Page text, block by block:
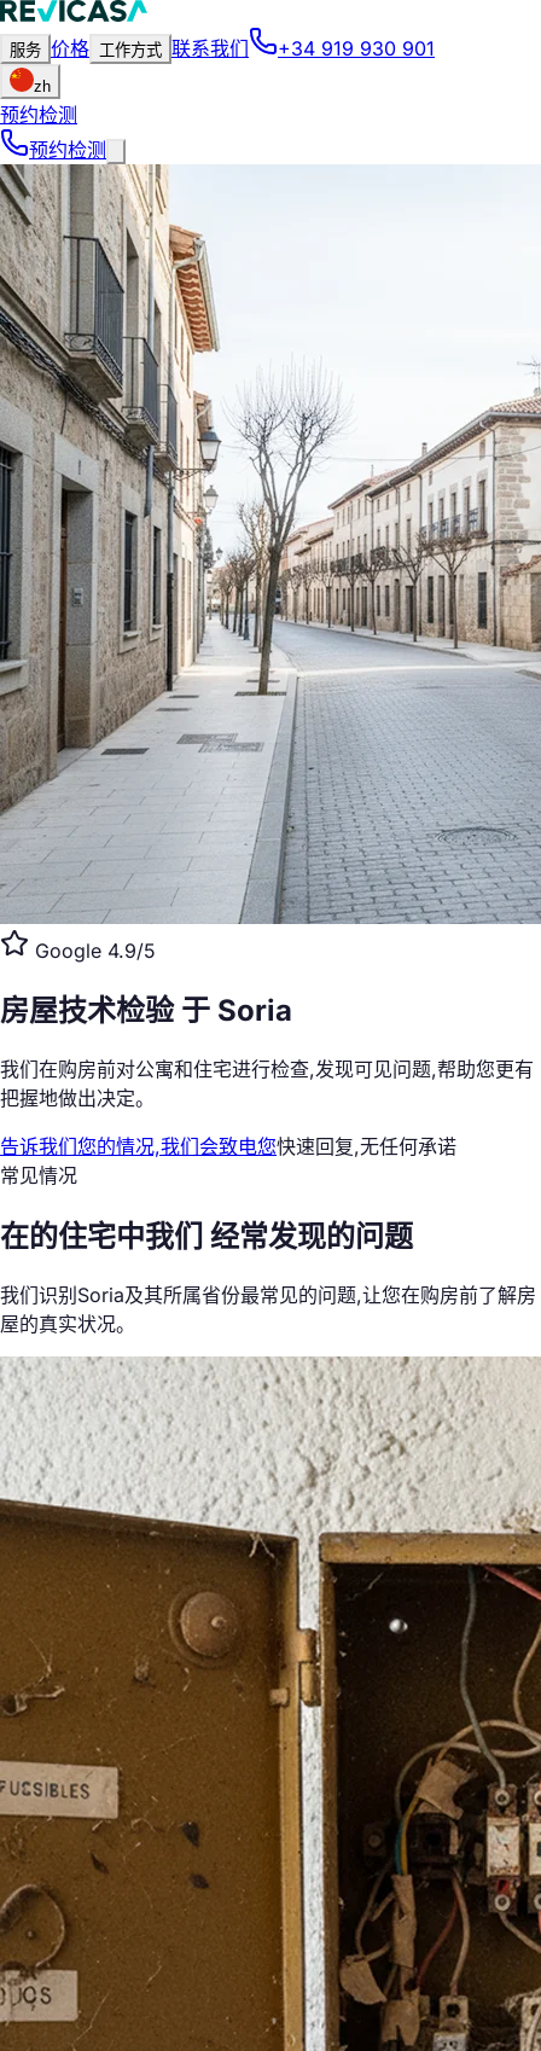
服务 价格 工作方式 联系我们 +34 919 930 901
zh
预约检测
预约检测
Google 4.9/5
房屋技术检验 于 Soria
我们在购房前对公寓和住宅进行检查,发现可见问题,帮助您更有
把握地做出决定。
告诉我们您的情况,我们会致电您快速回复,无任何承诺
常见情况
在的住宅中我们 经常发现的问题
我们识别Soria及其所属省份最常见的问题,让您在购房前了解房
屋的真实状况。